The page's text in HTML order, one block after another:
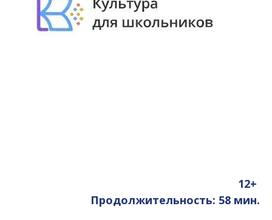
12+
Продолжительность: 58 мин.